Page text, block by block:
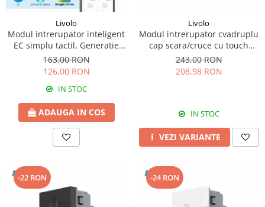
Livolo
Modul intrerupator inteligent
EC simplu tactil, Generatie
Noua
163,00 RON
126,00 RON
IN STOC
ADAUGA IN COS
Livolo
Modul intrerupator cvadruplu
cap scara/cruce cu touch
integrat Livolo Serie noua
standard Italian
243,00 RON
208,98 RON
IN STOC
VEZI VARIANTE
-22 RON -24 RON